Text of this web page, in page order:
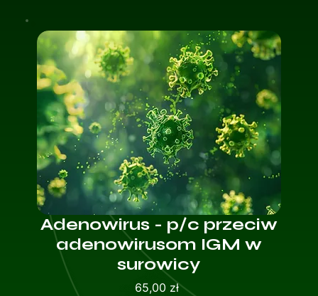
Adenowirus - p/c przeciw
adenowirusom IGM w
surowicy
65,00 złCena